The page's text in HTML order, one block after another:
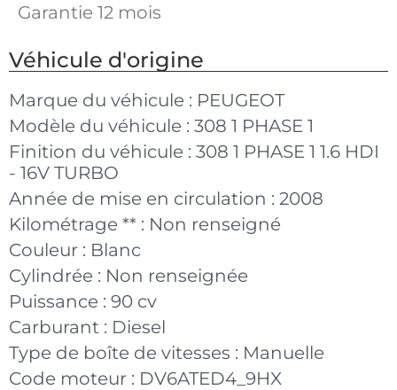
Garantie 12 mois
Véhicule d'origine
Marque du véhicule : PEUGEOT
Modèle du véhicule : 308 1 PHASE 1
Finition du véhicule : 308 1 PHASE 1 1.6 HDI
- 16V TURBO
Année de mise en circulation : 2008
Kilométrage ** : Non renseigné
Couleur : Blanc
Cylindrée : Non renseignée
Puissance : 90 cv
Carburant : Diesel
Type de boîte de vitesses : Manuelle
Code moteur : DV6ATED4_9HX